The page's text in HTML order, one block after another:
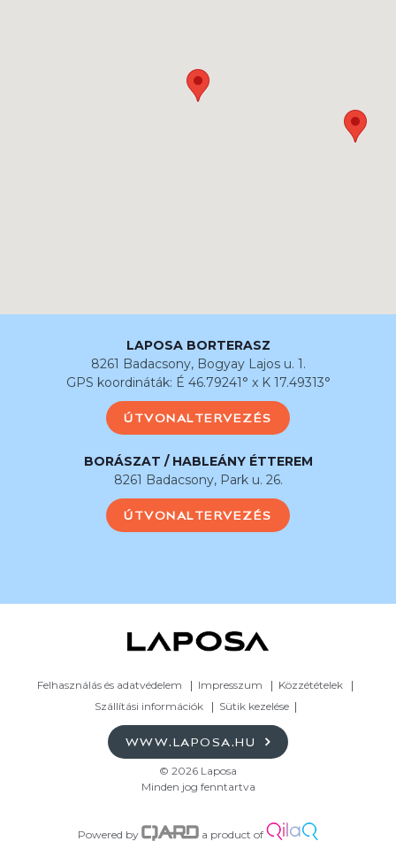
LAPOSA BORTERASZ
8261 Badacsony, Bogyay Lajos u. 1.
GPS koordináták: É 46.79241° x K 17.49313°
ÚTVONALTERVEZÉS
BORÁSZAT / HABLEÁNY ÉTTEREM
8261 Badacsony, Park u. 26.
ÚTVONALTERVEZÉS
Felhasználás és adatvédelem Impresszum
Közzétételek
Szállítási információk
Sütik kezelése
WWW.LAPOSA.HU
© 2026 Laposa
Minden jog fenntartva
Powered by a product of